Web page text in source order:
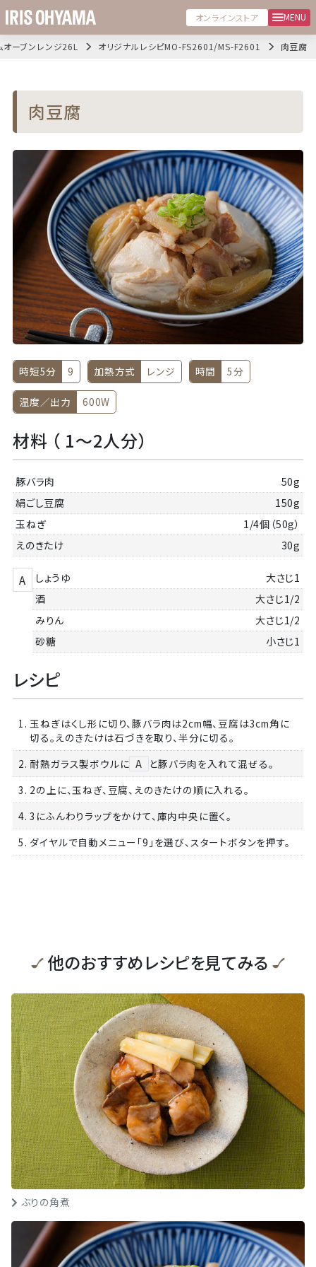
オンラインストア MENU
オーブンレンジ26L オリジナルレシピMO-FS2601/MS-F2601 肉豆腐
肉豆腐
時短5分 9 加熱方式 レンジ 時間 5分
温度／出力 600W
材料 （ 1～2人分）
豚バラ肉
50g
絹ごし豆腐
150g
玉ねぎ
1/4個（50g）
えのきたけ
30g
A しょうゆ
大さじ1
酒
大さじ1/2
みりん
大さじ1/2
砂糖
小さじ1
レシピ
1. 玉ねぎはくし形に切り、豚バラ肉は2cm幅、豆腐は3cm角に
切る。えのきたけは石づきを取り、半分に切る。
2. 耐熱ガラス製ボウルに A
と豚バラ肉を入れて混ぜる。
3. 2の上に、玉ねぎ、豆腐、えのきたけの順に入れる。
4. 3にふんわりラップをかけて、庫内中央に置く。
5. ダイヤルで自動メニュー「9」を選び、スタートボタンを押す。
他のおすすめレシピを見てみる
ぶりの角煮